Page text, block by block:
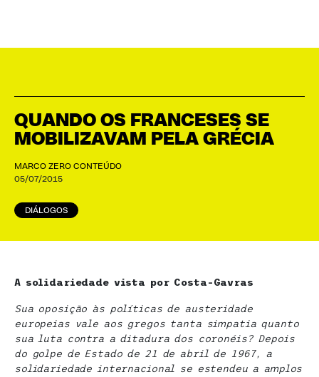
QUANDO OS FRANCESES SE
MOBILIZAVAM PELA GRÉCIA
MARCO ZERO CONTEÚDO
05/07/2015
DIÁLOGOS
A solidariedade vista por Costa-Gavras
Sua oposição às políticas de austeridade
europeias vale aos gregos tanta simpatia quanto
sua luta contra a ditadura dos coronéis? Depois
do golpe de Estado de 21 de abril de 1967, a
solidariedade internacional se estendeu a amplos